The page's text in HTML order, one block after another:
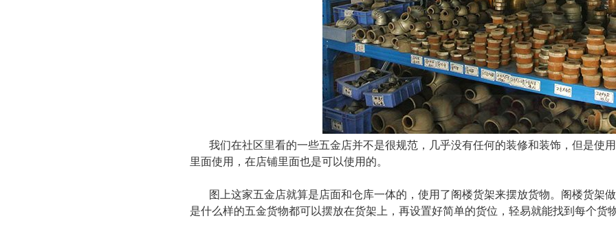
我们在社区里看的一些五金店并不是很规范，几乎没有任何的装修和装饰，但是使
里面使用，在店铺里面也是可以使用的。
图上这家五金店就算是店面和仓库一体的，使用了阁楼货架来摆放货物。阁楼货架
是什么样的五金货物都可以摆放在货架上，再设置好简单的货位，轻易就能找到每个货